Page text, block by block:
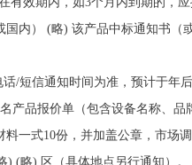
内） (略) 该产品中标通知书（
/短信通知时间为准，预计于年
产品报价单（包含设备名称、
料一式10份，并加盖公章，市场
(略) 区（具体地点另行通知）。